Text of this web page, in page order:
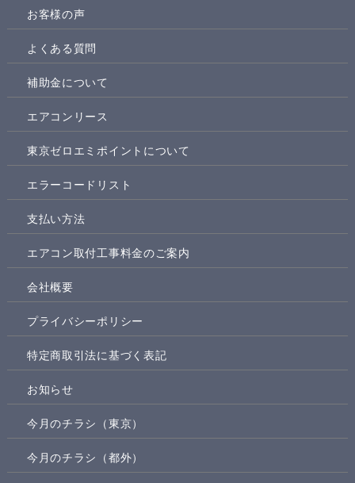
お客様の声
よくある質問
補助金について
エアコンリース
東京ゼロエミポイントについて
エラーコードリスト
支払い方法
エアコン取付工事料金のご案内
会社概要
プライバシーポリシー
特定商取引法に基づく表記
お知らせ
今月のチラシ（東京）
今月のチラシ（都外）